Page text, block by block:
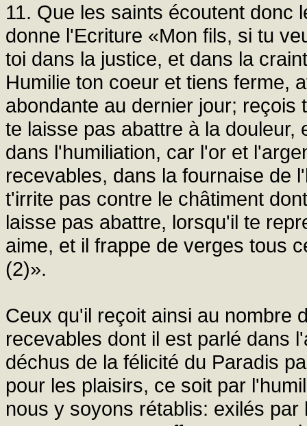
11. Que les saints écoutent donc
donne l'Ecriture «Mon fils, si tu
toi dans la justice, et dans la
Humilie ton coeur et tiens ferme,
abondante au dernier jour;
te laisse pas abattre à la
dans l'humiliation, car l'or et
recevables, dans la fournaise de
t'irrite pas contre le châtiment
laisse pas abattre, lorsqu'il te
aime, et il frappe de verges tous
(2)».
Ceux qu'il reçoit ainsi au nombre
recevables dont il est parlé dans
déchus de la félicité du Paradis
pour les plaisirs, ce soit par
nous y soyons rétablis: exilés